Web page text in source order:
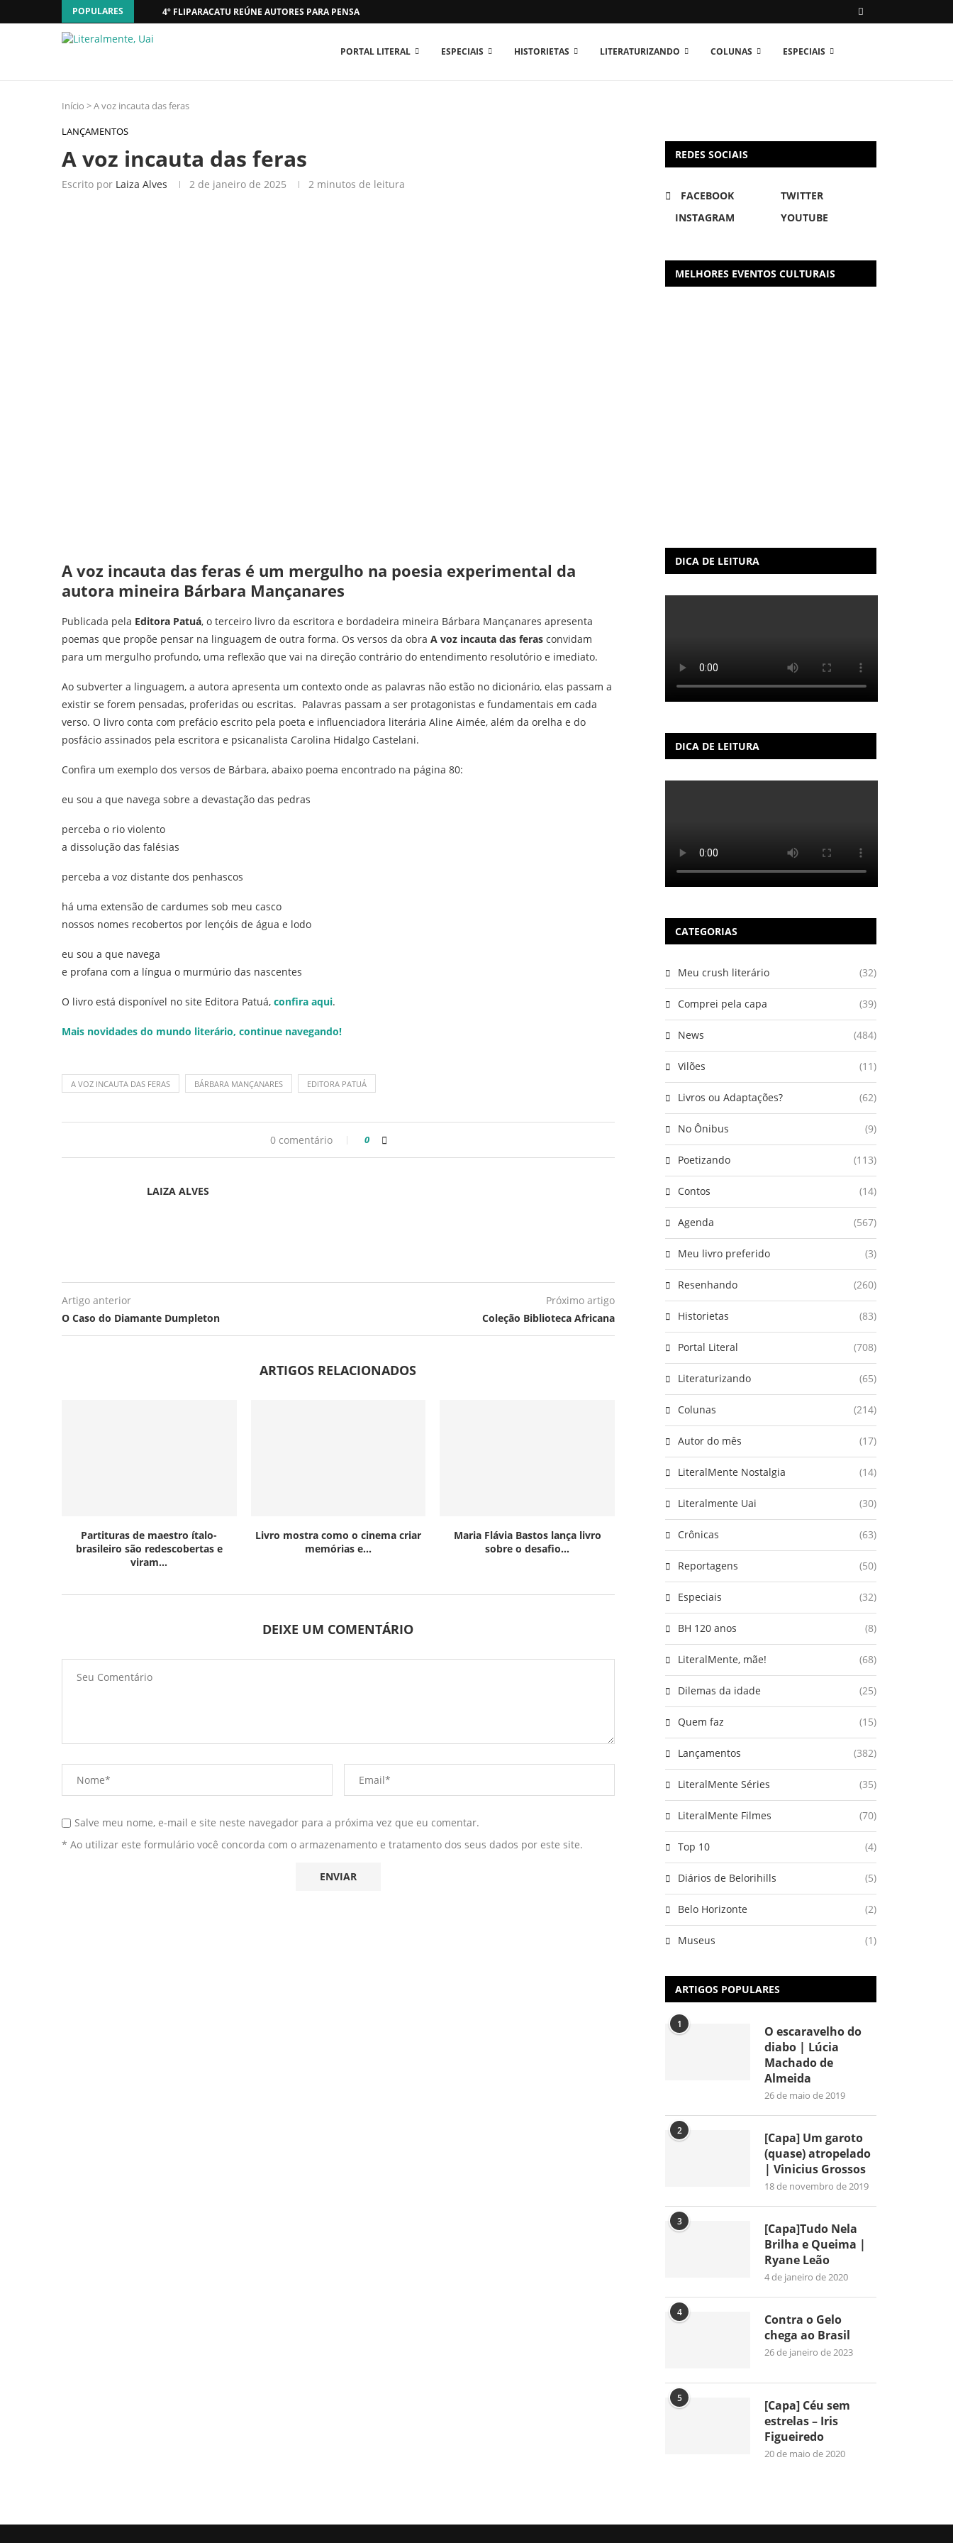
POPULARES 4º FLIPARACATU REÚNE AUTORES PARA PENSAR O MUNDO...
PORTAL LITERAL ESPECIAIS HISTORIETAS LITERATURIZANDO COLUNAS ESPECIAIS
Início >A voz incauta das feras
LANÇAMENTOS
A voz incauta das feras
Escrito por Laiza Alves 2 de janeiro de 2025 2 minutos de leitura
A voz incauta das feras é um mergulho na poesia experimental da
autora mineira Bárbara Mançanares
Publicada pela Editora Patuá, o terceiro livro da escritora e bordadeira mineira Bárbara Mançanares apresenta
poemas que propõe pensar na linguagem de outra forma. Os versos da obra A voz incauta das feras convidam
para um mergulho profundo, uma reflexão que vai na direção contrário do entendimento resolutório e imediato.
Ao subverter a linguagem, a autora apresenta um contexto onde as palavras não estão no dicionário, elas passam a
existir se forem pensadas, proferidas ou escritas. Palavras passam a ser protagonistas e fundamentais em cada
verso. O livro conta com prefácio escrito pela poeta e influenciadora literária Aline Aimée, além da orelha e do
posfácio assinados pela escritora e psicanalista Carolina Hidalgo Castelani.
Confira um exemplo dos versos de Bárbara, abaixo poema encontrado na página 80:
eu sou a que navega sobre a devastação das pedras
perceba o rio violento
a dissolução das falésias
perceba a voz distante dos penhascos
há uma extensão de cardumes sob meu casco
nossos nomes recobertos por lençóis de água e lodo
eu sou a que navega
e profana com a língua o murmúrio das nascentes
O livro está disponível no site Editora Patuá, confira aqui.
Mais novidades do mundo literário, continue navegando!
A VOZ INCAUTA DAS FERAS BÁRBARA MANÇANARES EDITORA PATUÁ
0 comentário 0
LAIZA ALVES
Artigo anterior
O Caso do Diamante Dumpleton
Próximo artigo
Coleção Biblioteca Africana
ARTIGOS RELACIONADOS
Partituras de maestro ítalo-
brasileiro são redescobertas e
viram...
Livro mostra como o cinema criar
memórias e...
Maria Flávia Bastos lança livro
sobre o desafio...
DEIXE UM COMENTÁRIO
Salve meu nome, e-mail e site neste navegador para a próxima vez que eu comentar.
* Ao utilizar este formulário você concorda com o armazenamento e tratamento dos seus dados por este site.
REDES SOCIAIS
FACEBOOK
TWITTER
INSTAGRAM
YOUTUBE
MELHORES EVENTOS CULTURAIS
DICA DE LEITURA
DICA DE LEITURA
CATEGORIAS
Meu crush literário (32)
Comprei pela capa (39)
News (484)
Vilões (11)
Livros ou Adaptações? (62)
No Ônibus (9)
Poetizando (113)
Contos (14)
Agenda (567)
Meu livro preferido (3)
Resenhando (260)
Historietas (83)
Portal Literal (708)
Literaturizando (65)
Colunas (214)
Autor do mês (17)
LiteralMente Nostalgia (14)
Literalmente Uai (30)
Crônicas (63)
Reportagens (50)
Especiais (32)
BH 120 anos (8)
LiteralMente, mãe! (68)
Dilemas da idade (25)
Quem faz (15)
Lançamentos (382)
LiteralMente Séries (35)
LiteralMente Filmes (70)
Top 10 (4)
Diários de Belorihills (5)
Belo Horizonte (2)
Museus (1)
ARTIGOS POPULARES
1
O escaravelho do
diabo | Lúcia
Machado de
Almeida
26 de maio de 2019
2
[Capa] Um garoto
(quase) atropelado
| Vinicius Grossos
18 de novembro de 2019
3
[Capa]Tudo Nela
Brilha e Queima |
Ryane Leão
4 de janeiro de 2020
4
Contra o Gelo
chega ao Brasil
26 de janeiro de 2023
5
[Capa] Céu sem
estrelas – Iris
Figueiredo
20 de maio de 2020